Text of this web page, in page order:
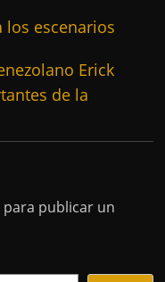
los escenarios
Erick
de la
para publicar un